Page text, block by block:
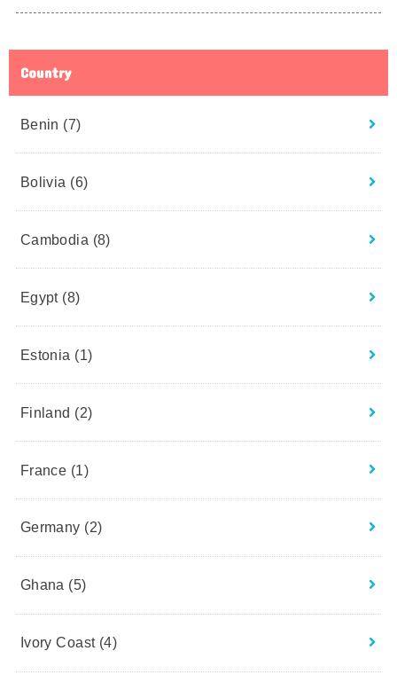
Country
Benin (7)
Bolivia (6)
Cambodia (8)
Egypt (8)
Estonia (1)
Finland (2)
France (1)
Germany (2)
Ghana (5)
Ivory Coast (4)